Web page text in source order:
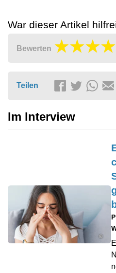
War dieser Artikel
Bewerten
Teilen
Im Interview
©